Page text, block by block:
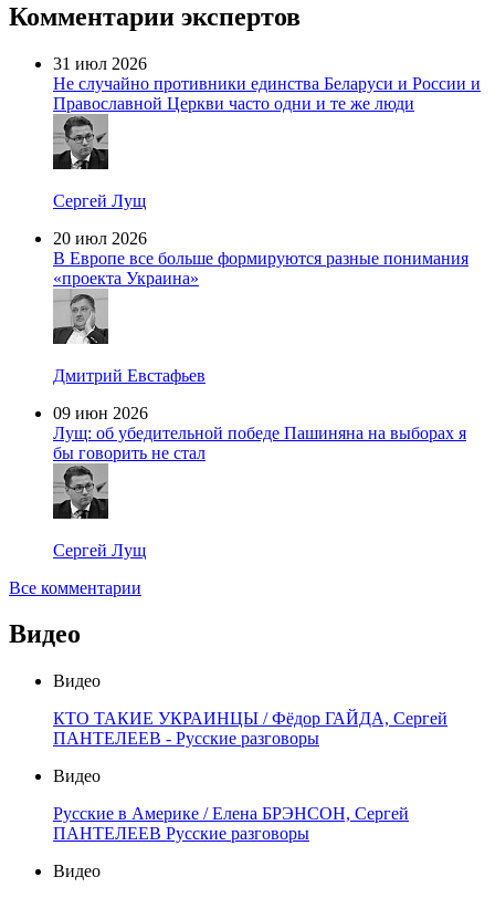
Комментарии экспертов
31 июл 2026
Не случайно противники единства Беларуси и России и
Православной Церкви часто одни и те же люди
Сергей Лущ
20 июл 2026
В Европе все больше формируются разные понимания
«проекта Украина»
Дмитрий Евстафьев
09 июн 2026
Лущ: об убедительной победе Пашиняна на выборах я
бы говорить не стал
Сергей Лущ
Все комментарии
Видео
Видео
КТО ТАКИЕ УКРАИНЦЫ / Фёдор ГАЙДА, Сергей
ПАНТЕЛЕЕВ - Русские разговоры
Видео
Русские в Америке / Елена БРЭНСОН, Сергей
ПАНТЕЛЕЕВ Русские разговоры
Видео